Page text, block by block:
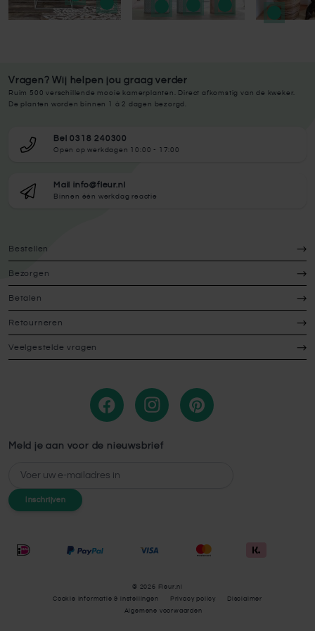
Vragen? Wij helpen jou graag verder
Ruim 500 verschillende mooie kamerplanten. Direct afkomstig van de kweker.
De planten worden binnen 1 à 2 dagen bezorgd.
Bel 0318 240300
Open op werkdagen 10:00 - 17:00
Mail info@fleur.nl
Binnen één werkdag reactie
Bestellen
Bezorgen
Betalen
Retourneren
Veelgestelde vragen
Meld je aan voor de nieuwsbrief
E-mailadres
Inschrijven
© 2026 Fleur.nl
Cookie Informatie & instellingen
Privacy policy
Disclaimer
Algemene voorwaarden